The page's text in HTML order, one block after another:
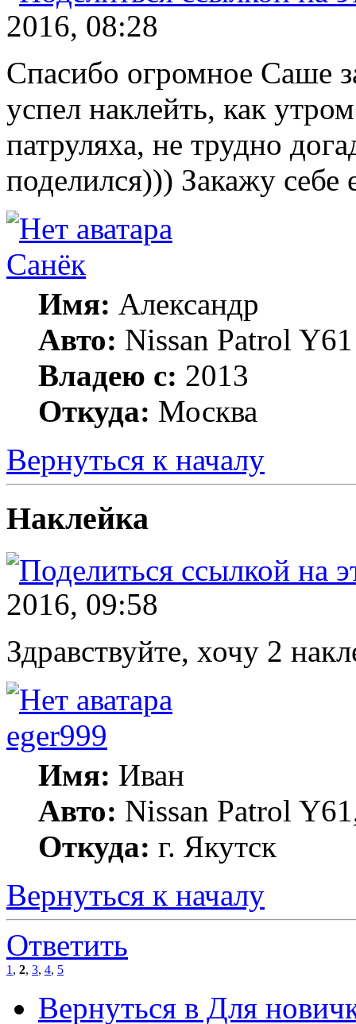
2016, 08:28
Спасибо огромное Саше
успел наклейть, как
патруляха, не трудно
поделился))) Закажу себе
Санёк
Имя: Александр
Авто: Nissan Patrol
Владею с: 2013
Откуда: Москва
Вернуться к началу
Наклейка
2016, 09:58
Здравствуйте, хочу 2
eger999
Имя: Иван
Авто: Nissan Patrol
Откуда: г. Якутск
Вернуться к началу
Ответить
1 , 2, 3, 4, 5
Вернуться в Для